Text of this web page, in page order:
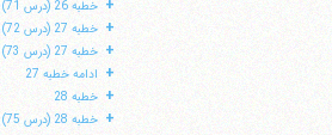
+ خطبه 26 (درس 71)
+ خطبه 27 (درس 72)
+ خطبه 27 (درس 73)
+ ادامه خطبه 27
+ خطبه 28
+ خطبه 28 (درس 75)